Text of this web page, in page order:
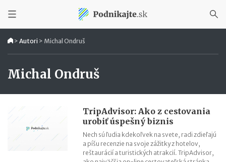
> Autori > Michal Ondruš
Michal Ondruš
TripAdvisor: Ako z cestovania
urobiť úspešný biznis
Nech sú ľudia kdekoľvek na svete, radi zdieľajú
a píšu recenzie na svoje zážitky z hotelov,
reštaurácií a turistických atrakcií. TripAdvisor,